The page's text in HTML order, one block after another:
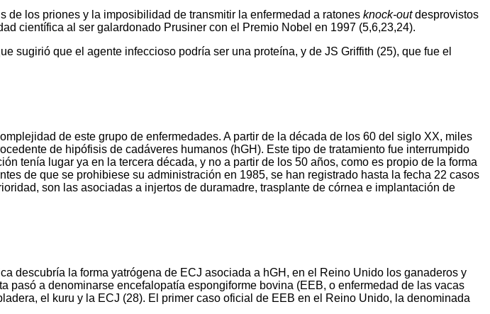
los priones y la imposibilidad de transmitir la enfermedad a ratones knock-outdesprovistos
científica al ser galardonado Prusiner con el Premio Nobel en 1997 (5,6,23,24).
sugirió que el agente infeccioso podría ser una proteína, y de JS Griffith (25), que fue el
de este grupo de enfermedades. A partir de la década de los 60 del siglo XX, miles
de hipófisis de cadáveres humanos (hGH). Este tipo de tratamiento fue interrumpido
tenía lugar ya en la tercera década, y no a partir de los 50 años, como es propio de la forma
de que se prohibiese su administración en 1985, se han registrado hasta la fecha 22 casos
son las asociadas a injertos de duramadre, trasplante de córnea e implantación de
descubría la forma yatrógena de ECJ asociada a hGH, en el Reino Unido los ganaderos y
a denominarse encefalopatía espongiforme bovina (EEB, o enfermedad de las vacas
el kuru y la ECJ (28). El primer caso oficial de EEB en el Reino Unido, la denominada